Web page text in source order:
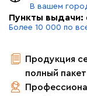
В вашем
Пункты выдачи:
Более 10 000 по
Продукция
полный